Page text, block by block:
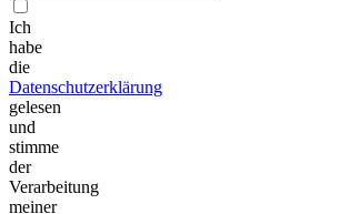
Ich
habe
die
Datenschutzerklärung
gelesen
und
stimme
der
Verarbeitung
meiner